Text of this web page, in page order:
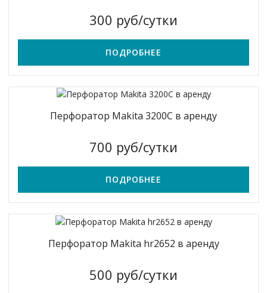
300 руб/сутки
ПОДРОБНЕЕ
Перфоратор Makita 3200С в аренду
700 руб/сутки
ПОДРОБНЕЕ
Перфоратор Makita hr2652 в аренду
500 руб/сутки